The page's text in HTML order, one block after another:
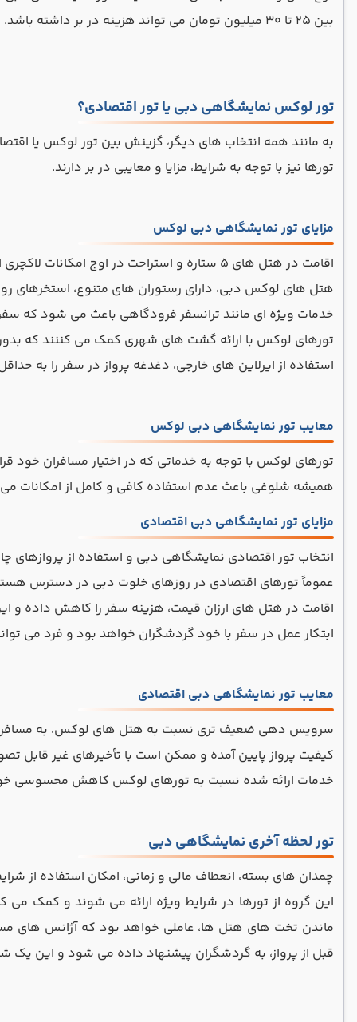
بین ۲۵ تا ۳۰ میلیون تومان می تواند هزینه در بر داشته باشد. حال همین تعداد شب اقامت در هتل ۵ ستاره تا ۵۰ میلیون تومان هزینه را بالا می برد.
تور لوکس نمایشگاهی دبی یا تور اقتصادی؟
به مانند همه انتخاب های دیگر، گزینش بین تور لوکس یا
تورها نیز با توجه به شرایط، مزایا و معایبی در بر دارند.
مزایای تور نمایشگاهی دبی لوکس
اقامت در هتل های ۵ ستاره و استراحت در اوج امکانات لاکچری این گروه از هتل ها، از امتیازات ویژه تورهای لوکس است.
هتل های لوکس دبی، دارای رستوران های متنوع، استخرهای
خدمات ویژه ای مانند ترانسفر فرودگاهی باعث می شود که
تورهای لوکس با ارائه گشت های شهری کمک می کننند که
استفاده از ایرلاین های خارجی، دغدغه پرواز در سفر را به
معایب تور نمایشگاهی دبی لوکس
تورهای لوکس با توجه به خدماتی که در اختیار مسافران
همیشه شلوغی باعث عدم استفاده کافی و کامل از
مزایای تور نمایشگاهی دبی اقتصادی
انتخاب تور اقتصادی نمایشگاهی دبی و استفاده از
عموماً تورهای اقتصادی در روزهای خلوت دبی در دسترس
اقامت در هتل های ارزان قیمت، هزینه سفر را کاهش داده و
ابتکار عمل در سفر با خود گردشگران خواهد بود و فرد می
معایب تور نمایشگاهی دبی اقتصادی
سرویس دهی ضعیف تری نسبت به هتل های لوکس، به
کیفیت پرواز پایین آمده و ممکن است با تأخیرهای غیر قابل
خدمات ارائه شده نسبت به تورهای لوکس کاهش محسوسی
تور لحظه آخری نمایشگاهی دبی
چمدان های بسته، انعطاف مالی و زمانی، امکان استفاده از
این گروه از تورها در شرایط ویژه ارائه می شوند و کمک
ماندن تخت های هتل ها، عاملی خواهد بود که آژانس های
قبل از پرواز، به گردشگران پیشنهاد داده می شود و این